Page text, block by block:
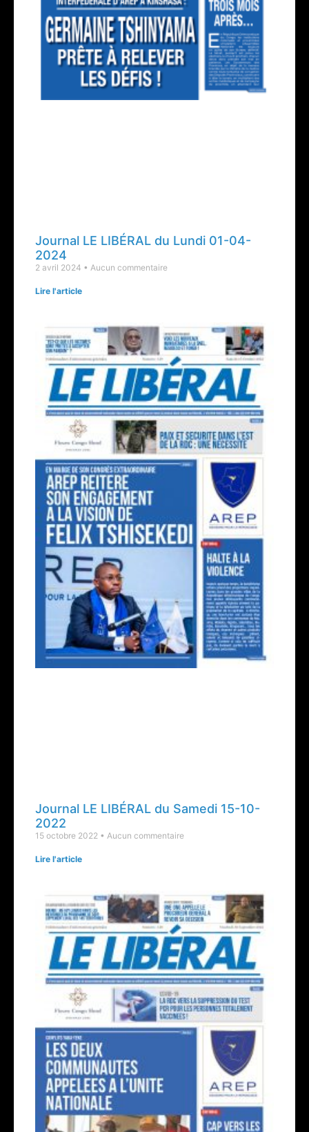
Journal LE LIBÉRAL du Lundi 01-04-
2024
2 avril 2024 Aucun commentaire
Lire l'article
Journal LE LIBÉRAL du Samedi 15-10-
2022
15 octobre 2022 Aucun commentaire
Lire l'article